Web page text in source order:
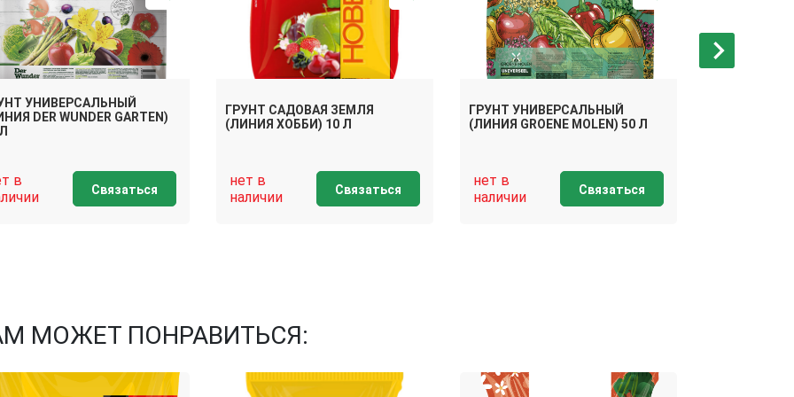
УНИВЕРСАЛЬНЫЙ
DER WUNDER GARTEN)
в
Связаться
ГРУНТ САДОВАЯ ЗЕМЛЯ
(ЛИНИЯ ХОББИ) 10 Л
нет в
наличии
Связаться
ГРУНТ УНИВЕРСАЛЬНЫЙ
(ЛИНИЯ GROENE MOLEN) 50 Л
нет в
наличии
Связаться
МОЖЕТ ПОНРАВИТЬСЯ: